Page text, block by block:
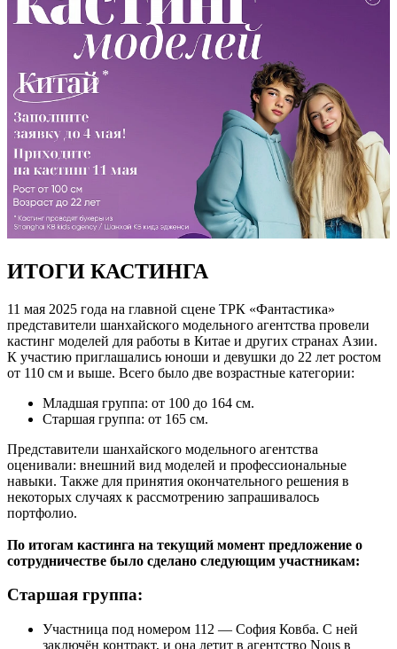
ИТОГИ КАСТИНГА
11 мая 2025 года на главной сцене ТРК «Фантастика»
представители шанхайского модельного агентства провели
кастинг моделей для работы в Китае и других странах Азии.
К участию приглашались юноши и девушки до 22 лет ростом
от 110 см и выше. Всего было две возрастные категории:
Младшая группа: от 100 до 164 см.
Старшая группа: от 165 см.
Представители шанхайского модельного агентства
оценивали: внешний вид моделей и профессиональные
навыки. Также для принятия окончательного решения в
некоторых случаях к рассмотрению запрашивалось
портфолио.
По итогам кастинга на текущий момент предложение о
сотрудничестве было сделано следующим участникам:
Старшая группа:
Участница под номером 112 — София Ковба. С ней
заключён контракт, и она летит в агентство Nous в